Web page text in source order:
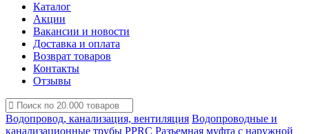
Каталог
Акции
Вакансии и новости
Доставка и оплата
Возврат товаров
Контакты
Отзывы
Водопровод, канализация, вентиляция Водопроводные и
канализационные трубы PPRC Разъемная муфта с наружной